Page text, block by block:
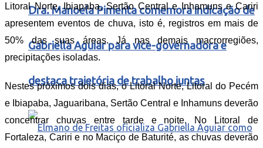
Dra. Manoela Pimenta comemora indicação de
Gabriella Aguiar para vice-governadora e
destaca trajetória de trabalho juntas
Litoral Norte, Ibiapaba, Sertão Central e Inhamuns e Cariri
apresentem eventos de chuva, isto é, registros em mais de
50% das suas áreas. Já nas demais macrorregiões,
precipitações isoladas.
Nestes próximos dois dias, o Litoral Norte, Litoral do Pecém
e Ibiapaba, Jaguaribana, Sertão Central e Inhamuns deverão
concentrar chuvas entre tarde e noite. No Litoral de
Fortaleza, Cariri e no Maciço de Baturité, as chuvas deverão